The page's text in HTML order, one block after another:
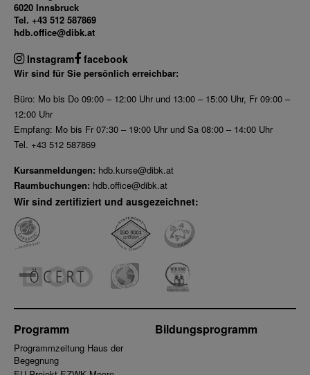
6020 Innsbruck
Tel. +43 512 587869
hdb.office@dibk.at
Instagram facebook
Wir sind für Sie persönlich erreichbar:
Büro: Mo bis Do 09:00 – 12:00 Uhr und 13:00 – 15:00 Uhr, Fr 09:00 –
12:00 Uhr
Empfang: Mo bis Fr 07:30 – 19:00 Uhr und Sa 08:00 – 14:00 Uhr
Tel. +43 512 587869
Kursanmeldungen: hdb.kurse@dibk.at
Raumbuchungen: hdb.office@dibk.at
Wir sind zertifiziert und ausgezeichnet:
Programm
Programmzeitung Haus der
Begegnung
Bildungsprogramm